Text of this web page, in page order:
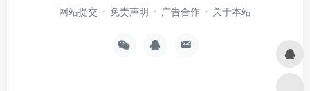
网站提交 免责声明 广告合作 关于本站